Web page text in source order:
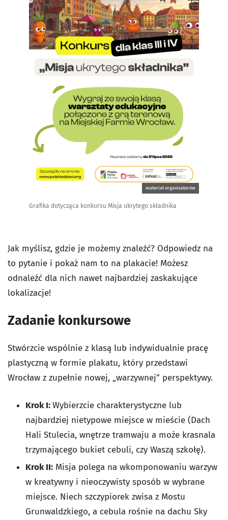
materiał organizatorów
Grafika dotycząca konkursu Misja ukrytego składnika
Jak myślisz, gdzie je możemy znaleźć? Odpowiedz na
to pytanie i pokaż nam to na plakacie! Możesz
odnaleźć dla nich nawet najbardziej zaskakujące
lokalizacje!
Zadanie konkursowe
Stwórzcie wspólnie z klasą lub indywidualnie pracę
plastyczną w formie plakatu, który przedstawi
Wrocław z zupełnie nowej, „warzywnej” perspektywy.
Krok I:Wybierzcie charakterystyczne lub
najbardziej nietypowe miejsce w mieście (Dach
Hali Stulecia, wnętrze tramwaju a może krasnala
trzymającego bukiet cebuli, czy Waszą szkołę).
Krok II: Misja polega na wkomponowaniu warzyw
w kreatywny i nieoczywisty sposób w wybrane
miejsce. Niech szczypiorek zwisa z Mostu
Grunwaldzkiego, a cebula rośnie na dachu Sky